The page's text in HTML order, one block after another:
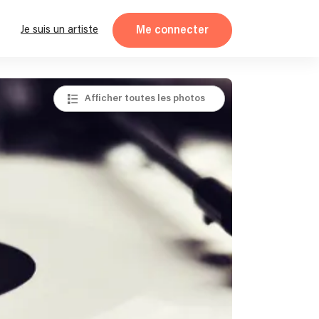
Je suis un artiste Me connecter
Afficher toutes les photos